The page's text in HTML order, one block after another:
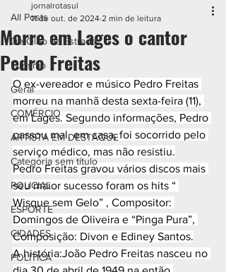
All Posts
De Olho na Estrada
Turismo
Geral
COMÉRCIO
ARTISTA EM DESTAQUE
Categoria sem título
POLICIAL
ESPORTE
CIDADES
POLÍTICA
Morre em Lages o cantor
Pedro Freitas
jornalrotasul
11 de out. de 2024 2 min de leitura
O ex-vereador e músico Pedro Freitas
morreu na manhã desta sexta-feira (11),
em Lages. Segundo informações, Pedro
passou mal, em casa, foi socorrido pelo
serviço médico, mas não resistiu.
Pedro Freitas gravou vários discos mais
seu maior sucesso foram os hits “
Wisque sem Gelo” , Compositor:
Domingos de Oliveira e “Pinga Pura”,
Composição: Divon e Ediney Santos.
A história:João Pedro Freitas nasceu no